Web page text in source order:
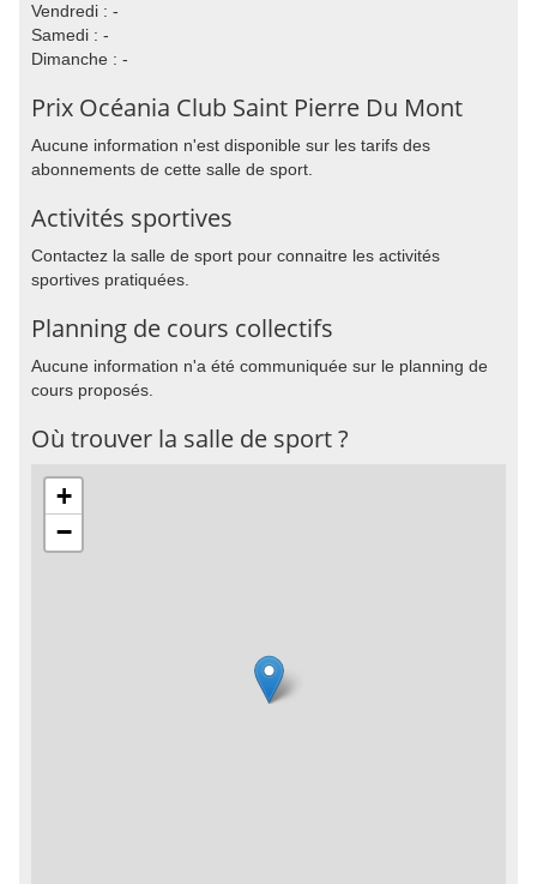
Vendredi : -
Samedi : -
Dimanche : -
Prix Océania Club Saint Pierre Du Mont
Aucune information n'est disponible sur les tarifs des
abonnements de cette salle de sport.
Activités sportives
Contactez la salle de sport pour connaitre les activités
sportives pratiquées.
Planning de cours collectifs
Aucune information n'a été communiquée sur le planning de
cours proposés.
Où trouver la salle de sport ?
+
−